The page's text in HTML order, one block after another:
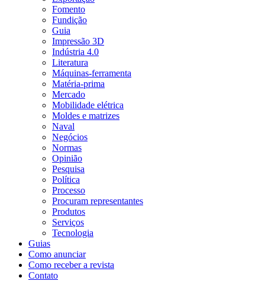
Fomento
Fundição
Guia
Impressão 3D
Indústria 4.0
Literatura
Máquinas-ferramenta
Matéria-prima
Mercado
Mobilidade elétrica
Moldes e matrizes
Naval
Negócios
Normas
Opinião
Pesquisa
Política
Processo
Procuram representantes
Produtos
Serviços
Tecnologia
Guias
Como anunciar
Como receber a revista
Contato